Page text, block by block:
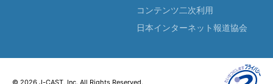
コンテンツ二次利用
日本インターネット報道協会